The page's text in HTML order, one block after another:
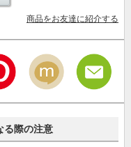
商品をお友達に紹介する
る際の注意